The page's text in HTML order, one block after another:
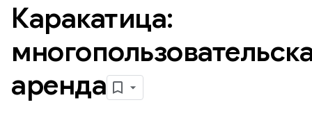
Каракатица:
аренда